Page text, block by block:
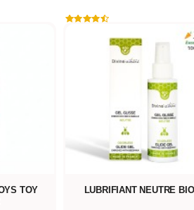
BIO
NETTOYANT SEXTOYS